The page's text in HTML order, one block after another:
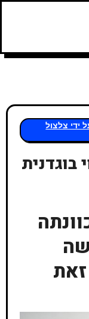
ידי צלצול
בוגדנית